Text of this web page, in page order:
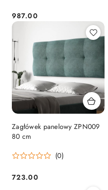
Cena:
987.00
Zagłówek panelowy ZPN009
80 cm
(0)
Cena:
723.00